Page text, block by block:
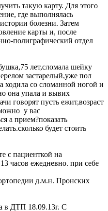
такую карту. Для этого
где выполнялась
болезни. Затем
карты и, после
полиграфический отдел
лет,сломала шейку
застарелый,уже пол
ходила со сломанной ногой и
она упала и вывих
говорят пусть ежит,возраст
у вас
а прием?показать
будет стоить
с пациенткой на
часов ежедневно. при себе
д.м.н. Пронских
в ДТП 18.09.13г. С